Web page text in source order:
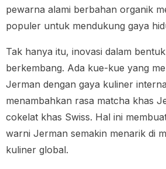
pewarna alami berbahan organik
populer untuk mendukung gaya
Tak hanya itu, inovasi dalam
berkembang. Ada kue-kue yang
Jerman dengan gaya kuliner
menambahkan rasa matcha khas
cokelat khas Swiss. Hal ini
warni Jerman semakin menarik di
kuliner global.